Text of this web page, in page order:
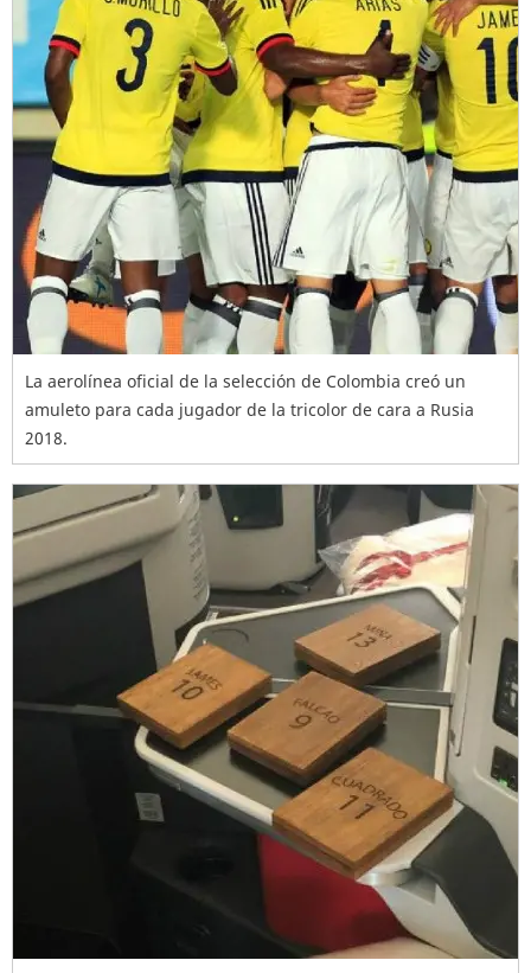
La aerolínea oficial de la selección de Colombia creó un
amuleto para cada jugador de la tricolor de cara a Rusia
2018.